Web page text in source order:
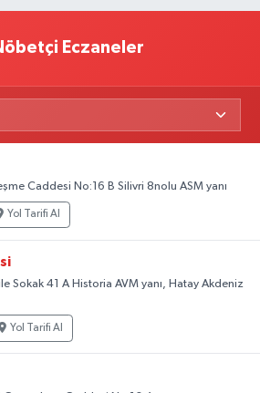
Eczaneler
Caddesi No:16 B Silivri 8nolu ASM yanı
Yol Tarifi Al
Sokak 41 A Historia AVM yanı, Hatay Akdeniz
Yol Tarifi Al